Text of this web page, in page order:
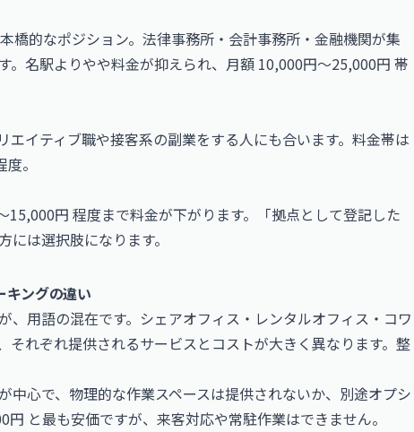
橋的なポジション。法律事務所・会計事務所・金融機関が集
。名駅よりやや料金が抑えられ、月額 10,000円〜25,000円 帯
エイティブ職や接客系の副業をする人にも合います。料金帯は
。
円 程度まで料金が下がります。「拠点として登記した
は選択肢になります。
キングの違い
、用語の混在です。シェアオフィス・レンタルオフィス・コワ
それぞれ提供されるサービスとコストが大きく異なります。整
中心で、物理的な作業スペースは提供されないか、別途オプシ
と最も安価ですが、来客対応や常駐作業はできません。